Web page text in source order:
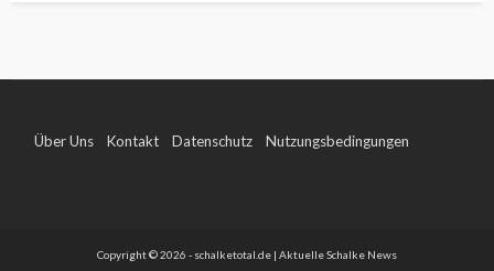
Über Uns Kontakt Datenschutz Nutzungsbedingungen
Copyright © 2026 - schalketotal.de | Aktuelle Schalke News